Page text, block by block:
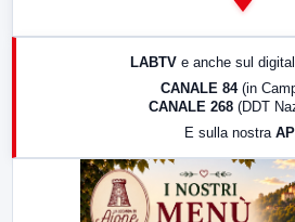
LABTV e anche sul
CANALE 84 (in
CANALE 268 (DDT
E sulla nostra